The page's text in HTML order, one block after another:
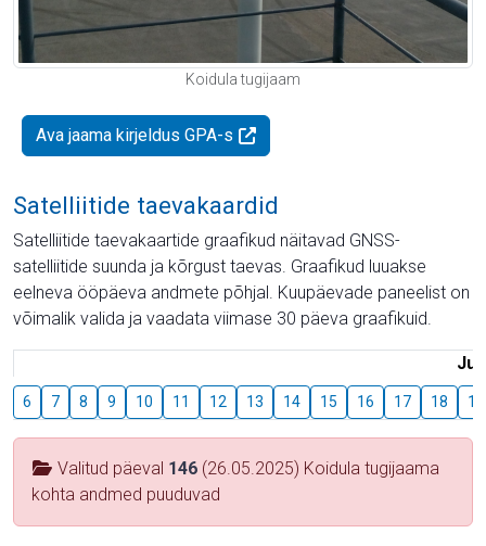
Koidula tugijaam
Ava jaama kirjeldus GPA-s
Satelliitide taevakaardid
Satelliitide taevakaartide graafikud näitavad GNSS-
satelliitide suunda ja kõrgust taevas. Graafikud luuakse
eelneva ööpäeva andmete põhjal. Kuupäevade paneelist on
võimalik valida ja vaadata viimase 30 päeva graafikuid.
6 7 8 9 10 11 12 13 14 15 16 17 18 19
Valitud päeval 146 (26.05.2025) Koidula tugijaama
kohta andmed puuduvad